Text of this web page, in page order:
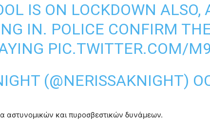
IS ON LOCKDOWN ALSO,
IN. POLICE CONFIRM
PIC.TWITTER.COM/
(@NERISSAKNIGHT)
αστυνομικών και πυροσβεστικών δυνάμεων.